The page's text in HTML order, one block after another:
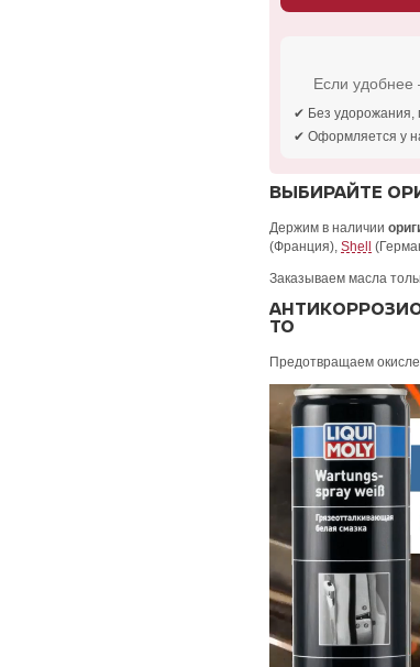
Если удобнее
✔ Без удорожания,
✔ Оформляется у
ВЫБИРАЙТЕ
Держим в наличии
(Франция), Shell
Заказываем масла
ТО
Предотвращаем